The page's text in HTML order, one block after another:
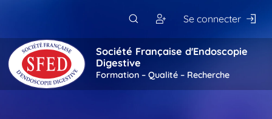
Se connecter
Société Française d'Endoscopie
Digestive
Formation – Qualité – Recherche